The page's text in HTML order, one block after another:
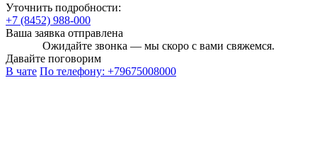
Уточнить подробности:
+7 (8452) 988-000
Ваша заявка отправлена
Ожидайте звонка — мы скоро с вами свяжемся.
Давайте поговорим
В чате По телефону: +79675008000